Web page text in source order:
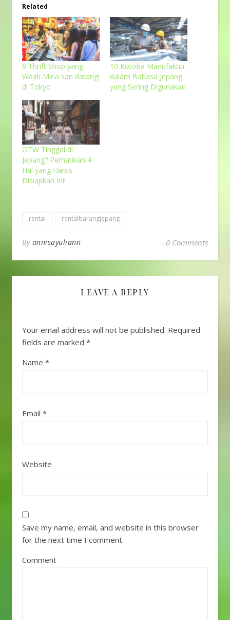
Related
6 Thrift Shop yang
Wajib Mina san datangi
di Tokyo
10 Kotoba Manufaktur
dalam Bahasa Jepang
yang Sering Digunakan
OTW Tinggal di
Jepang? Perhatikan 4
Hal yang Harus
Disiapkan Ini!
rental rentalbarangjepang
By annisayuliann 0 Comments
LEAVE A REPLY
Your email address will not be published. Required
fields are marked *
Name *
Email *
Website
Save my name, email, and website in this browser
for the next time I comment.
Comment